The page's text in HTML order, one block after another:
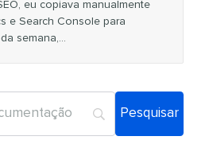
eu copiava manualmente
e Search Console para
semana,...